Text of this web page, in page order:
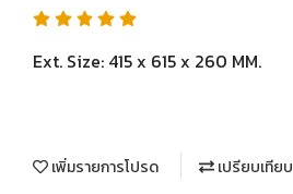
Ext. Size: 415 x 615 x 260 MM.
เพิ่มรายการโปรด เปรียบเทียบ